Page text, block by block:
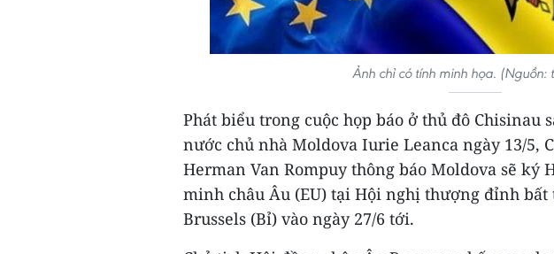
Ảnh chỉ có tính minh họa. (Nguồn:
Phát biểu trong cuộc họp báo ở thủ đô Chisinau
nước chủ nhà Moldova Iurie Leanca ngày 13/5,
Herman Van Rompuy thông báo Moldova sẽ
minh châu Âu (EU) tại Hội nghị thượng đỉnh bất
Brussels (Bỉ) vào ngày 27/6 tới.